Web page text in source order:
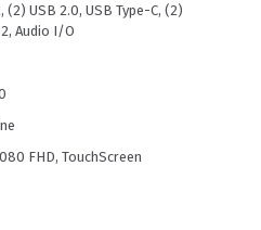
(2) USB 2.0, USB Type-C, (2)
Audio I/O
FHD, TouchScreen